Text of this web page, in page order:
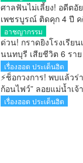
ศาลฟันไม่เลี้ยง! อดีตอั
เพชรบูรณ์ ติดคุก 4 ปี
มิชอบ รายงานคดียาไม่
จริง ไม่รอลงอาญา
อาชญากรรม
ด่วน! กราดยิงโรงเรีย
นนทบุรี เสียชีวิต 6 ราย
คน ตำรวจคุมสถานกา
เรื่องฮอต ประเด็นฮิต
⚡ช็อกวงการ! พบแล้วร่
ก้อนไฟว์” ลอยแม่น้ำเจ้
หลังหายตัวปริศนาตั้งแ
เรื่องฮอต ประเด็นฮิต